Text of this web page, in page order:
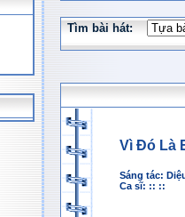
Tìm bài hát:
Vì Đó Là
Sáng tác:
Ca sĩ: :: ::